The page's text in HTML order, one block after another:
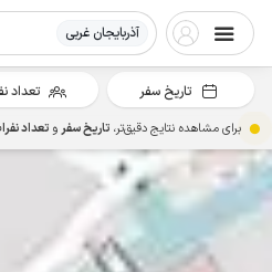
آذربایجان غربی
تاریخ سفر تعداد
برای مشاهده نتایج دقیق‌تر، تاریخ سفرو تعداد